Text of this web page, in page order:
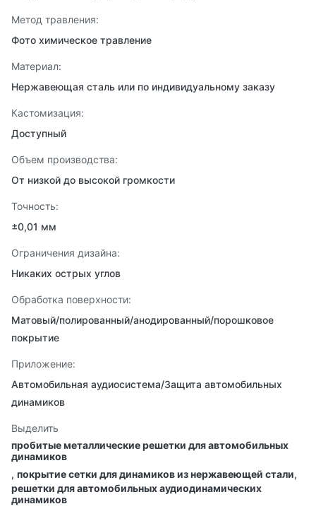
Метод травления:
Фото химическое травление
Материал:
Нержавеющая сталь или по индивидуальному заказу
Кастомизация:
Доступный
Объем производства:
От низкой до высокой громкости
Точность:
±0,01 мм
Ограничения дизайна:
Никаких острых углов
Обработка поверхности:
Матовый/полированный/анодированный/порошковое
покрытие
Приложение:
Автомобильная аудиосистема/Защита автомобильных
динамиков
Выделить
пробитые металлические решетки для автомобильных
динамиков
, покрытие сетки для динамиков из нержавеющей стали,
решетки для автомобильных аудиодинамических
динамиков